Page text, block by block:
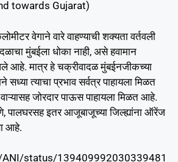
towards Gujarat)
वेगाने वारे वाहण्याची शक्यता वर्तवली
मुंबईला धोका नाही, असे हवामान
आहे. मात्र हे चक्रीवादळ मुंबईनजीकच्या
त्याचा प्रभाव सर्वत्र पाहायला मिळत
जोरदार पाऊस पाहायला मिळत आहे.
पालघरसह इतर आजूबाजूच्या जिल्ह्यांना ऑरेंज
आहे.
status/139409992030339481